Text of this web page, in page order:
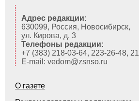
Адрес редакции:
630099, Россия, Новосибирск,
ул. Кирова, д. 3
Телефоны редакции:
+7 (383) 218-03-64, 223-26-48,
E-mail: vedom@zsnso.ru
О газете